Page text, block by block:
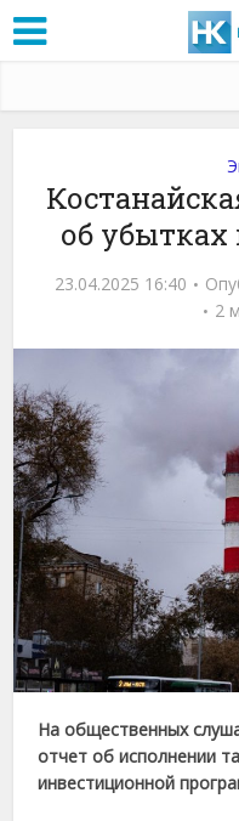
об убытках
23.04.2025 16:40
2
На общественных
отчет об исполнении
инвестиционной